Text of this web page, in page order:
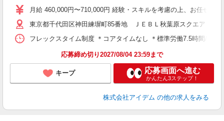
月給 460,000円〜710,000円 経験・スキルを考慮の上、お任せす
東京都千代田区神田練塀町85番地 ＪＥＢＬ秋葉原スクエア
フレックスタイム制度 ＊コアタイムなし ＊標準労働7.5時間/フ
応募締め切り2027/08/04 23:59まで
キープ 応募画面へ進む
かんたん3ステップ！
株式会社アイデム の他の求人をみる